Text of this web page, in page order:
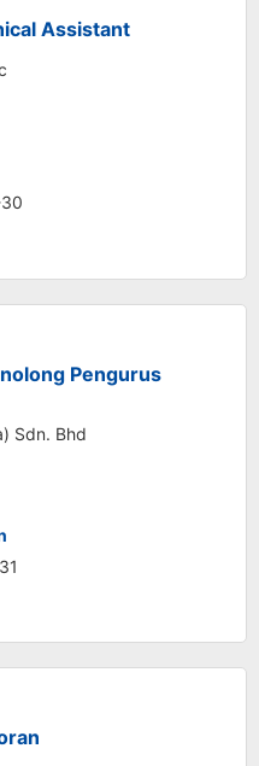
Assistant
Pengurus
Sdn. Bhd